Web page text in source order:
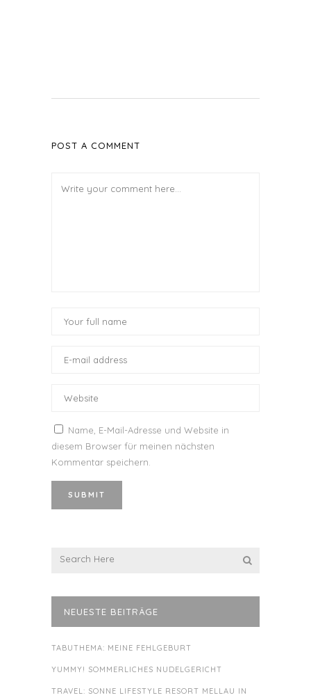
POST A COMMENT
Name, E-Mail-Adresse und Website in
diesem Browser für meinen nächsten
Kommentar speichern.
NEUESTE BEITRÄGE
TABUTHEMA: MEINE FEHLGEBURT
YUMMY! SOMMERLICHES NUDELGERICHT
TRAVEL: SONNE LIFESTYLE RESORT MELLAU IN